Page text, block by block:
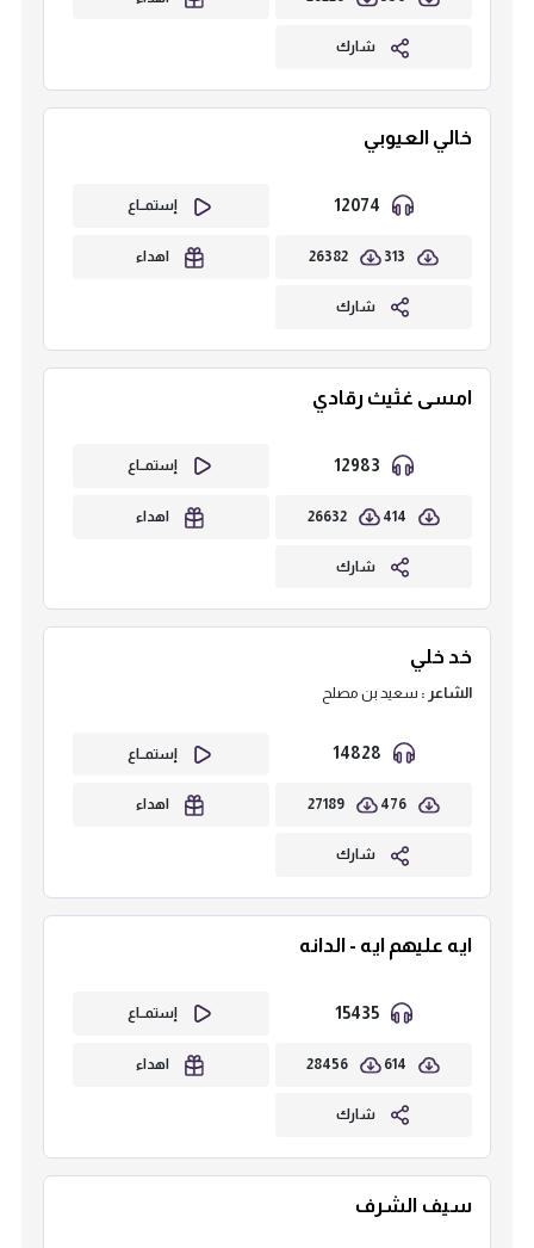
شارك
خالي العيوبي
إستمــاع
313
26382 اهداء
شارك
امسى غثيث رقادي
إستمــاع
414
26632 اهداء
شارك
خد خلي
الشاعر : سعيد بن مصلح
إستمــاع
476
27189 اهداء
شارك
ايه عليهم ايه - الدانه
15435 إستمــاع
614
28456 اهداء
شارك
سيف الشرف